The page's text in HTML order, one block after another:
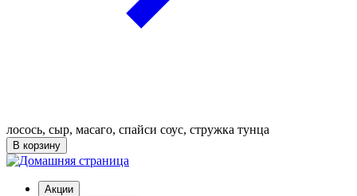
лосось, сыр, масаго, спайси соус, стружка тунца
В корзину
Акции